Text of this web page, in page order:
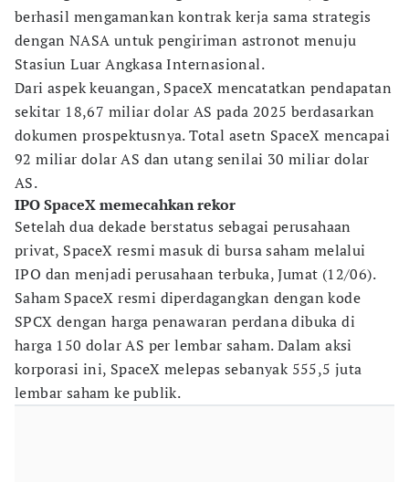
berhasil mengamankan kontrak kerja sama strategis
dengan NASA untuk pengiriman astronot menuju
Stasiun Luar Angkasa Internasional.
Dari aspek keuangan, SpaceX mencatatkan pendapatan
sekitar 18,67 miliar dolar AS pada 2025 berdasarkan
dokumen prospektusnya. Total asetn SpaceX mencapai
92 miliar dolar AS dan utang senilai 30 miliar dolar
AS.
IPO SpaceX memecahkan rekor
Setelah dua dekade berstatus sebagai perusahaan
privat, SpaceX resmi masuk di bursa saham melalui
IPO dan menjadi perusahaan terbuka, Jumat (12/06).
Saham SpaceX resmi diperdagangkan dengan kode
SPCX dengan harga penawaran perdana dibuka di
harga 150 dolar AS per lembar saham. Dalam aksi
korporasi ini, SpaceX melepas sebanyak 555,5 juta
lembar saham ke publik.